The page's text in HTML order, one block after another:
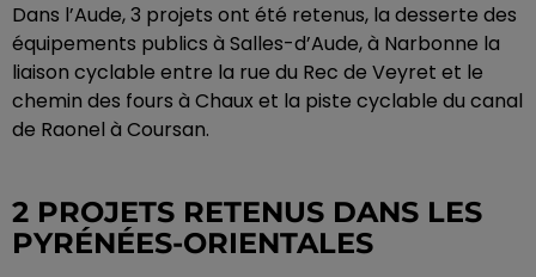
Dans l’Aude, 3 projets ont été retenus, la desserte des
équipements publics à Salles-d’Aude, à Narbonne la
liaison cyclable entre la rue du Rec de Veyret et le
chemin des fours à Chaux et la piste cyclable du canal
de Raonel à Coursan.
2 PROJETS RETENUS DANS LES
PYRÉNÉES-ORIENTALES